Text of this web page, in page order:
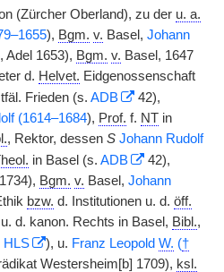
(Zürcher Oberland), zu der u. a.
), Bgm. v. Basel, Johann
, Adel 1653), Bgm. v. Basel, 1647
d. Helvet. Eidgenossenschaft
Frieden (s. ADB
42),
(1614–1684), Prof. f. NT in
, Rektor, dessen S Johann Rudolf
in Basel (s. ADB
42),
Bgm. v. Basel, Johann
bzw. d. Institutionen u. d. öff.
d. kanon. Rechts in Basel, Bibl.,
HLS ), u. Franz Leopold W. (†
Westersheim[b] 1709), ksl.